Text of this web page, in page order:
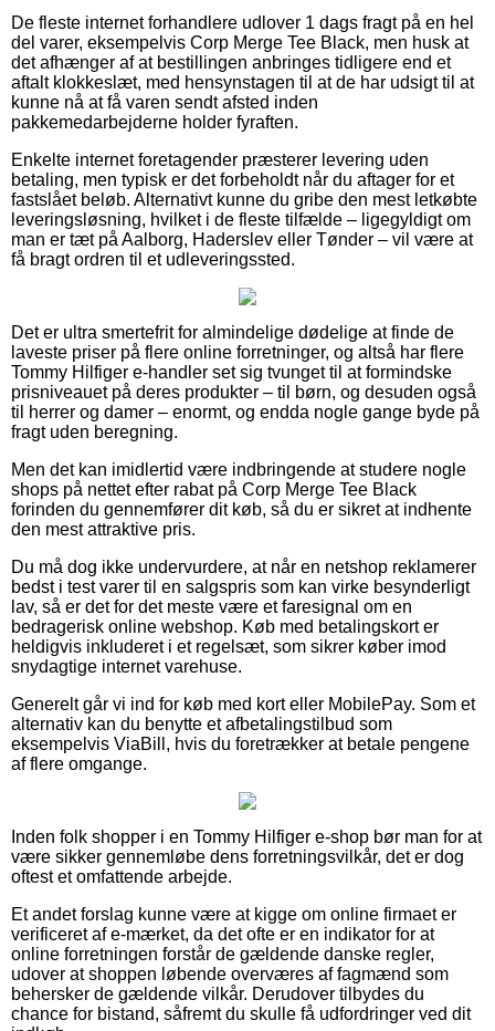
De fleste internet forhandlere udlover 1 dags fragt på en hel
del varer, eksempelvis Corp Merge Tee Black, men husk at
det afhænger af at bestillingen anbringes tidligere end et
aftalt klokkeslæt, med hensynstagen til at de har udsigt til at
kunne nå at få varen sendt afsted inden
pakkemedarbejderne holder fyraften.
Enkelte internet foretagender præsterer levering uden
betaling, men typisk er det forbeholdt når du aftager for et
fastslået beløb. Alternativt kunne du gribe den mest letkøbte
leveringsløsning, hvilket i de fleste tilfælde – ligegyldigt om
man er tæt på Aalborg, Haderslev eller Tønder – vil være at
få bragt ordren til et udleveringssted.
Det er ultra smertefrit for almindelige dødelige at finde de
laveste priser på flere online forretninger, og altså har flere
Tommy Hilfiger e-handler set sig tvunget til at formindske
prisniveauet på deres produkter – til børn, og desuden også
til herrer og damer – enormt, og endda nogle gange byde på
fragt uden beregning.
Men det kan imidlertid være indbringende at studere nogle
shops på nettet efter rabat på Corp Merge Tee Black
forinden du gennemfører dit køb, så du er sikret at indhente
den mest attraktive pris.
Du må dog ikke undervurdere, at når en netshop reklamerer
bedst i test varer til en salgspris som kan virke besynderligt
lav, så er det for det meste være et faresignal om en
bedragerisk online webshop. Køb med betalingskort er
heldigvis inkluderet i et regelsæt, som sikrer køber imod
snydagtige internet varehuse.
Generelt går vi ind for køb med kort eller MobilePay. Som et
alternativ kan du benytte et afbetalingstilbud som
eksempelvis ViaBill, hvis du foretrækker at betale pengene
af flere omgange.
Inden folk shopper i en Tommy Hilfiger e-shop bør man for at
være sikker gennemløbe dens forretningsvilkår, det er dog
oftest et omfattende arbejde.
Et andet forslag kunne være at kigge om online firmaet er
verificeret af e-mærket, da det ofte er en indikator for at
online forretningen forstår de gældende danske regler,
udover at shoppen løbende overværes af fagmænd som
behersker de gældende vilkår. Derudover tilbydes du
chance for bistand, såfremt du skulle få udfordringer ved dit